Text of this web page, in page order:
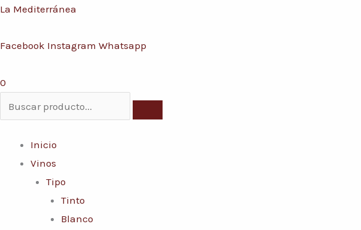
Ir
contenido
La Mediterránea
Facebook Instagram Whatsapp
0
Inicio
Vinos
Tipo
Tinto
Blanco
Menú